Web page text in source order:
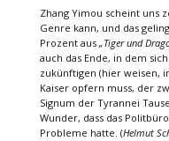
Zhang Yimou scheint uns
Genre kann, und das
Prozent aus „Tiger und
auch das Ende, in dem
zukünftigen (hier weisen,
Kaiser opfern muss, der
Signum der Tyrannei
Wunder, dass das
Probleme hatte. (Helmut